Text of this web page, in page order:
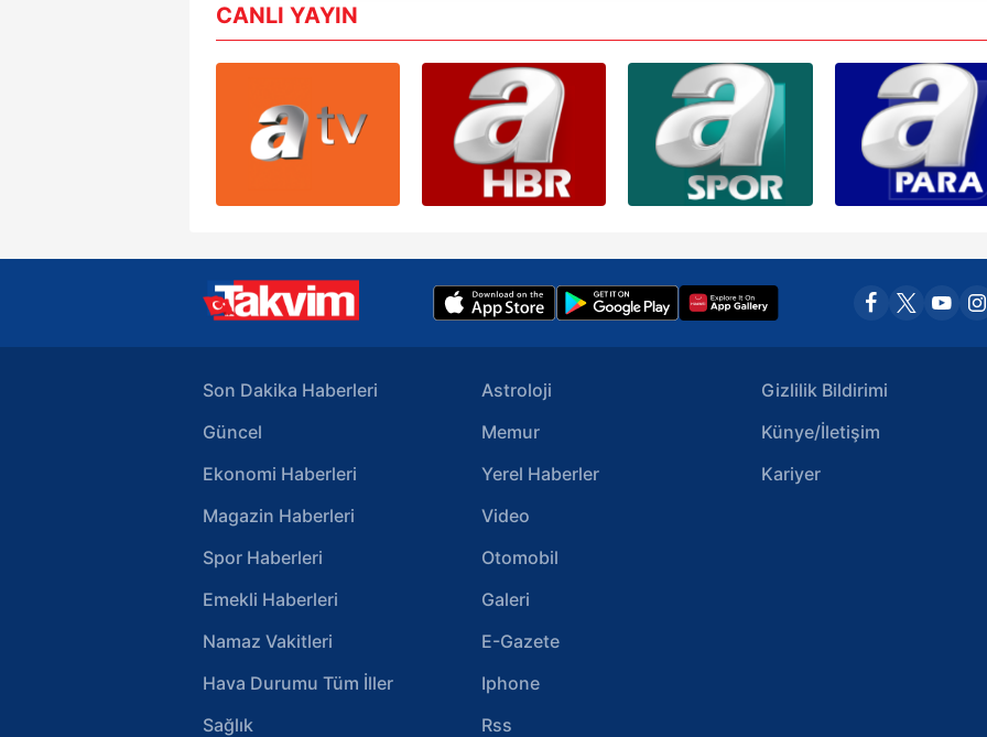
Çerez Bilgilendirme Metnimizi ziyaret edebilirsiniz.
6698 sayılı Kişisel Verilerin Korunması Kanunu uyarınca hazırlanmış Aydınlatma Metnimizi
mevzuata uygun olarak kullanılan çerezlerle ilgili bilgi almak için lütfen
tıklayınız.
CANLI YAYIN
Son Dakika Haberleri
Güncel
Ekonomi Haberleri
Magazin Haberleri
Spor Haberleri
Emekli Haberleri
Namaz Vakitleri
Hava Durumu Tüm İller
Sağlık
Astroloji
Memur
Yerel Haberler
Video
Otomobil
Galeri
E-Gazete
Iphone
Rss
Gizlilik Bildirimi
Künye/İletişim
Kariyer